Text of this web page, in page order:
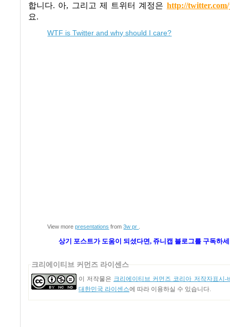
합니다. 아, 그리고 제 트위터 계정은 http://
요.
WTF is Twitter and why should I care?
View morepresentations from3w pr
상기 포스트가 도움이 되셨다면, 쥬니캡 블로그를 구독하
크리에이티브 커먼즈 라이센스
이 저작물은 크리에이티브 커먼즈 코리아 저작자표시-
대한민국 라이센스에 따라 이용하실 수 있습니다.